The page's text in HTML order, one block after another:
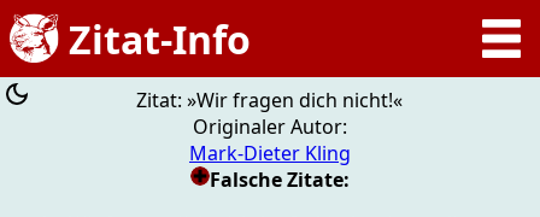
Zitat: »Wir fragen dich nicht!«
Originaler Autor:
Mark-Dieter Kling
Falsche Zitate: